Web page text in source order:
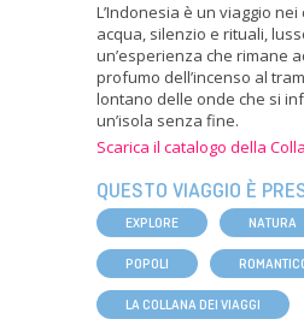
L’Indonesia è un viaggio
acqua, silenzio e rituali,
un’esperienza che rimane
profumo dell’incenso al
lontano delle onde che si
un’isola senza fine.
Scarica il catalogo della
QUESTO VIAGGIO È
EXPLORE NATURA
POPOLI
LA COLLANA DEI VIAGGI